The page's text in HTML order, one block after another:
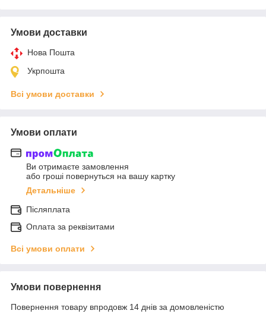
Умови доставки
Нова Пошта
Укрпошта
Всі умови доставки
Умови оплати
Ви отримаєте замовлення
або гроші повернуться на вашу картку
Детальніше
Післяплата
Оплата за реквізитами
Всі умови оплати
Умови повернення
Повернення товару впродовж 14 днів за домовленістю